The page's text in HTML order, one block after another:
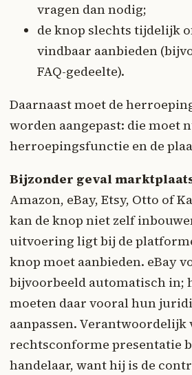
vragen dan nodig;
de knop slechts tijdelijk
vindbaar aanbieden
FAQ-gedeelte).
Daarnaast moet de
worden aangepast: die moet
herroepingsfunctie en de
Bijzonder geval
Amazon, eBay, Etsy, Otto of
kan de knop niet zelf
uitvoering ligt bij de
knop moet aanbieden. eBay
bijvoorbeeld automatisch in;
moeten daar vooral hun
aanpassen. Verantwoordelijk
rechtsconforme presentatie
handelaar, want hij is de